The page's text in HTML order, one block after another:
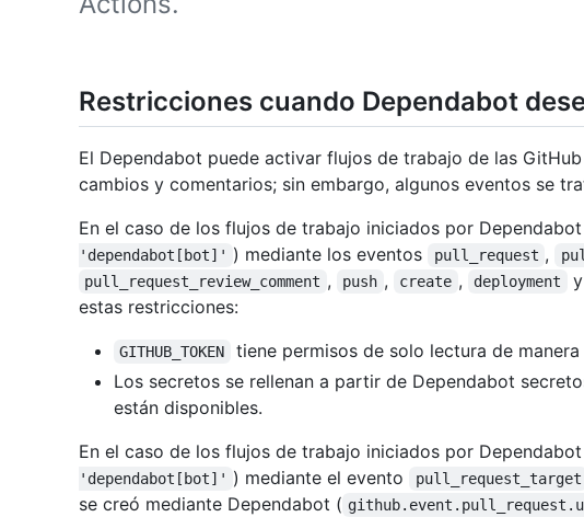
Restricciones cuando Dependabot
El Dependabot puede activar flujos de trabajo de las
cambios y comentarios; sin embargo, algunos eventos se
En el caso de los flujos de trabajo iniciados por
'dependabot[bot]' ) mediante los eventos pull_request ,
pull_request_review_comment , push , create , deployment y
estas restricciones:
GITHUB_TOKEN
tiene permisos de solo lectura de
Los secretos se rellenan a partir de Dependabot
están disponibles.
En el caso de los flujos de trabajo iniciados por
'dependabot[bot]' ) mediante el evento pull_request_target
se creó mediante Dependabot (